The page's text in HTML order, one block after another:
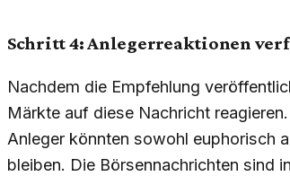
Schritt 4: Anlegerreaktionen
Nachdem die Empfehlung
Märkte auf diese Nachricht
Anleger könnten sowohl euphorisch
bleiben. Die Börsennachrichten sind